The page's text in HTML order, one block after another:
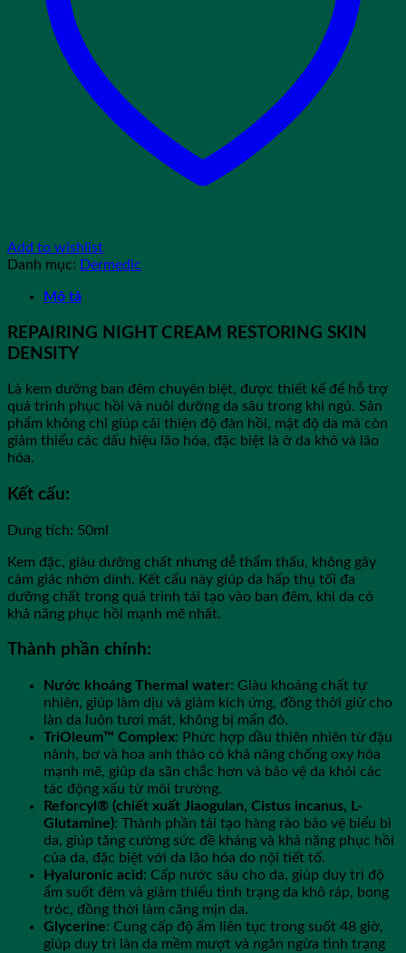
Add to wishlist
Danh mục: Dermedic
Mô tả
REPAIRING NIGHT CREAM RESTORING SKIN
DENSITY
Là kem dưỡng ban đêm chuyên biệt, được thiết kế để hỗ trợ
quá trình phục hồi và nuôi dưỡng da sâu trong khi ngủ. Sản
phẩm không chỉ giúp cải thiện độ đàn hồi, mật độ da mà còn
giảm thiểu các dấu hiệu lão hóa, đặc biệt là ở da khô và lão
hóa.
Kết cấu:
Dung tích: 50ml
Kem đặc, giàu dưỡng chất nhưng dễ thẩm thấu, không gây
cảm giác nhờn dính. Kết cấu này giúp da hấp thụ tối đa
dưỡng chất trong quá trình tái tạo vào ban đêm, khi da có
khả năng phục hồi mạnh mẽ nhất.
Thành phần chính:
Nước khoáng Thermal water: Giàu khoáng chất tự
nhiên, giúp làm dịu và giảm kích ứng, đồng thời giữ cho
làn da luôn tươi mát, không bị mẩn đỏ.
TriOleum™ Complex: Phức hợp dầu thiên nhiên từ đậu
nành, bơ và hoa anh thảo có khả năng chống oxy hóa
mạnh mẽ, giúp da săn chắc hơn và bảo vệ da khỏi các
tác động xấu từ môi trường.
Reforcyl® (chiết xuất Jiaogulan, Cistus incanus, L-
Glutamine): Thành phần tái tạo hàng rào bảo vệ biểu bì
da, giúp tăng cường sức đề kháng và khả năng phục hồi
của da, đặc biệt với da lão hóa do nội tiết tố.
Hyaluronic acid : Cấp nước sâu cho da, giúp duy trì độ
ẩm suốt đêm và giảm thiểu tình trạng da khô ráp, bong
tróc, đồng thời làm căng mịn da.
Glycerine: Cung cấp độ ẩm liên tục trong suốt 48 giờ,
giúp duy trì làn da mềm mượt và ngăn ngừa tình trạng